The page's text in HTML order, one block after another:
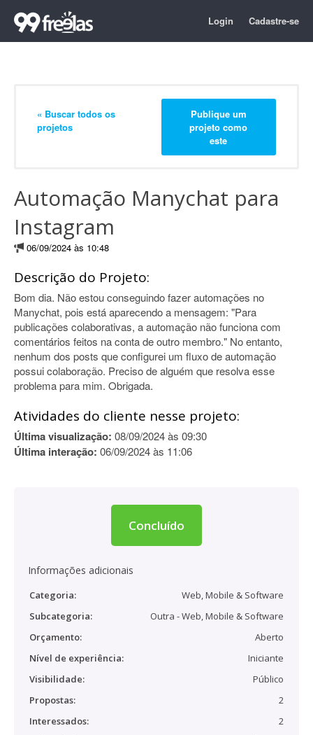
Login Cadastre-se
« Buscar todos os
projetos
Publique um
projeto como
este
Automação Manychat para
Instagram
06/09/2024 às 10:48
Descrição do Projeto:
Bom dia. Não estou conseguindo fazer automações no
Manychat, pois está aparecendo a mensagem: "Para
publicações colaborativas, a automação não funciona com
comentários feitos na conta de outro membro." No entanto,
nenhum dos posts que configurei um fluxo de automação
possui colaboração. Preciso de alguém que resolva esse
problema para mim. Obrigada.
Atividades do cliente nesse projeto:
Última visualização: 08/09/2024 às 09:30
Última interação: 06/09/2024 às 11:06
Concluído
Informações adicionais
Categoria:
Web, Mobile & Software
Subcategoria:
Outra - Web, Mobile & Software
Orçamento:
Aberto
Nível de experiência:
Iniciante
Visibilidade:
Público
Propostas:
2
Interessados:
2